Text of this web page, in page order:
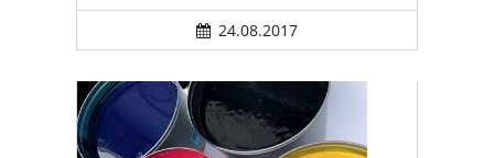
24.08.2017